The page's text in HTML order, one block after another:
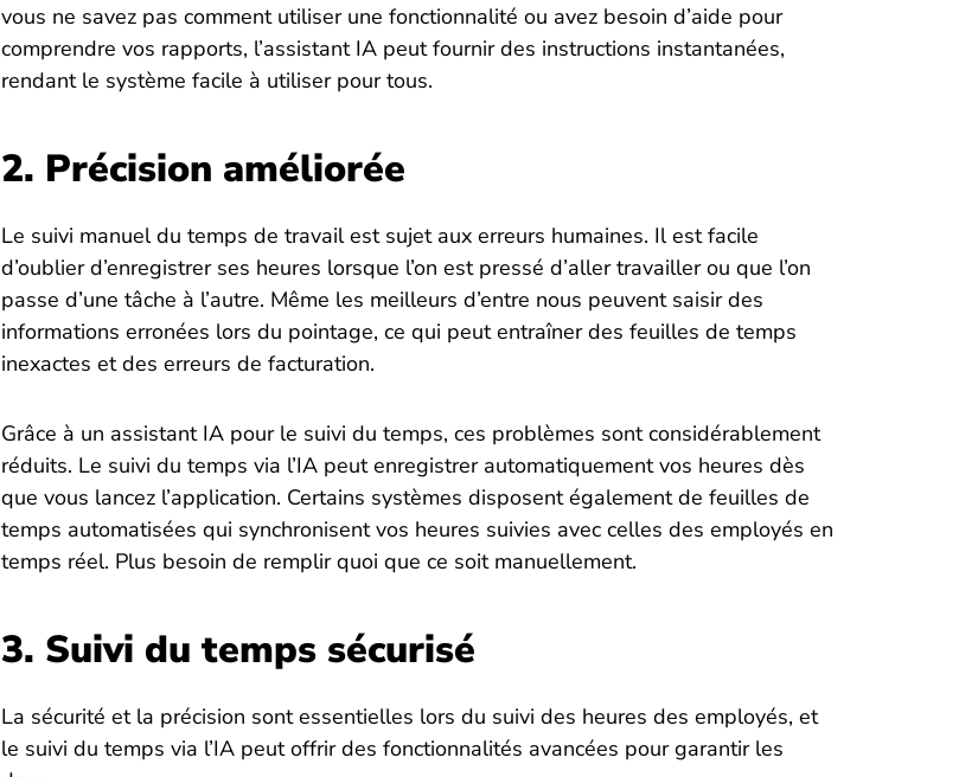
vous ne savez pas comment utiliser une fonctionnalité ou avez besoin d’aide pour
comprendre vos rapports, l’assistant IA peut fournir des instructions instantanées,
rendant le système facile à utiliser pour tous.
2. Précision améliorée
Le suivi manuel du temps de travail est sujet aux erreurs humaines. Il est facile
d’oublier d’enregistrer ses heures lorsque l’on est pressé d’aller travailler ou que l’on
passe d’une tâche à l’autre. Même les meilleurs d’entre nous peuvent saisir des
informations erronées lors du pointage, ce qui peut entraîner des feuilles de temps
inexactes et des erreurs de facturation.
Grâce à un assistant IA pour le suivi du temps, ces problèmes sont considérablement
réduits. Le suivi du temps via l’IA peut enregistrer automatiquement vos heures dès
que vous lancez l’application. Certains systèmes disposent également de feuilles de
temps automatisées qui synchronisent vos heures suivies avec celles des employés en
temps réel. Plus besoin de remplir quoi que ce soit manuellement.
3. Suivi du temps sécurisé
La sécurité et la précision sont essentielles lors du suivi des heures des employés, et
le suivi du temps via l’IA peut offrir des fonctionnalités avancées pour garantir les